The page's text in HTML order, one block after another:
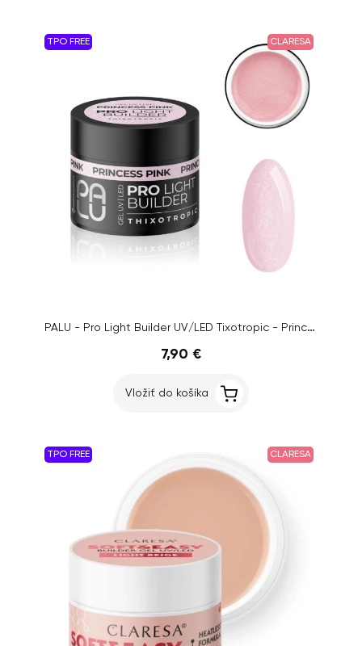
TPO FREE CLARESA
PALU - Pro Light Builder UV/LED Tixotropic - Princess Pink, 12g
7,90 €
Vložiť do košíka
TPO FREE CLARESA